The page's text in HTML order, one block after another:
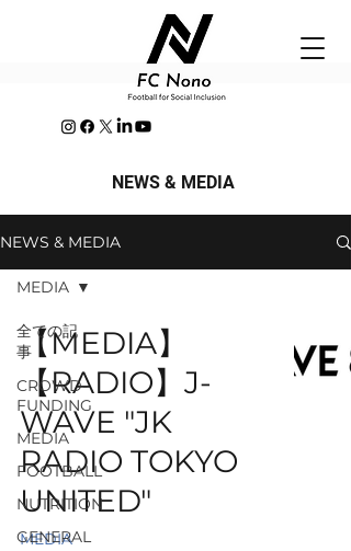
NEWS & MEDIA
NEWS & MEDIA
全ての記
事
CROWD-
FUNDING
MEDIA
FOOTBALL
NUTRITION
GENERAL
MEDIA
【MEDIA】
【RADIO】J-
WAVE "JK
RADIO TOKYO
UNITED"
MEDIA